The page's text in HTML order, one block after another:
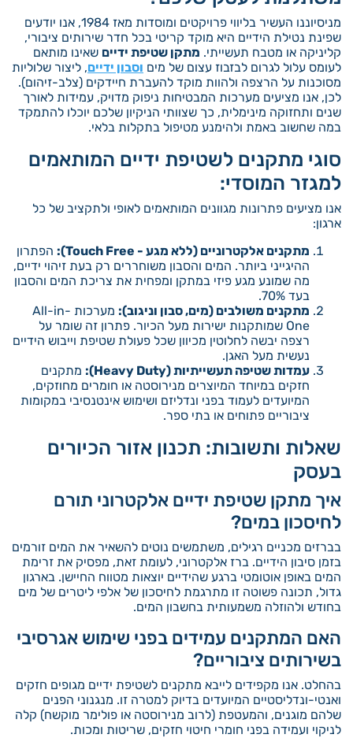
מניסיוננו העשיר בליווי פרויקטים ומוסדות מאז 1984, אנו יודעים
שפינת נטילת הידיים היא מוקד קריטי בכל חדר שירותים ציבורי,
קליניקה או מטבח תעשייתי. מתקן שטיפת ידיים שאינו מותאם
לעומס עלול לגרום לבזבוז עצום של מים וסבון ידיים, ליצור שלוליות
מסוכנות על הרצפה ולהוות מוקד להעברת חיידקים (צלב-זיהום).
לכן, אנו מציעים מערכות המבטיחות ניפוק מדויק, עמידות לאורך
שנים ותחזוקה מינימלית, כך שצוותי הניקיון שלכם יוכלו להתמקד
במה שחשוב באמת ולהימנע מטיפול בתקלות בלאי.
סוגי מתקנים לשטיפת ידיים המותאמים
למגזר המוסדי:
אנו מציעים פתרונות מגוונים המותאמים לאופי ולתקציב של כל
ארגון:
מתקנים אלקטרוניים (ללא מגע - Touch Free):
הפתרון
ההיגייני ביותר. המים והסבון משוחררים רק בעת זיהוי ידיים,
מה שמונע מגע פיזי במתקן ומפחית את צריכת המים והסבון
בעד 70%.
מתקנים משולבים (מים, סבון וניגוב):
מערכות All-in-
One שמותקנות ישירות מעל הכיור. פתרון זה שומר על
רצפה יבשה לחלוטין מכיוון שכל פעולת שטיפת וייבוש הידיים
נעשית מעל האגן.
עמדות שטיפה תעשייתיות (Heavy Duty):
מתקנים
חזקים במיוחד המיוצרים מנירוסטה או חומרים מחוזקים,
המיועדים לעמוד בפני ונדליזם ושימוש אינטנסיבי במקומות
ציבוריים פתוחים או בתי ספר.
שאלות ותשובות: תכנון אזור הכיורים
בעסק
איך מתקן שטיפת ידיים אלקטרוני תורם
לחיסכון במים?
בברזים מכניים רגילים, משתמשים נוטים להשאיר את המים זורמים
בזמן סיבון הידיים. ברז אלקטרוני, לעומת זאת, מפסיק את זרימת
המים באופן אוטומטי ברגע שהידיים יוצאות מטווח החיישן. בארגון
גדול, תכונה פשוטה זו מתרגמת לחיסכון של אלפי ליטרים של מים
בחודש ולהוזלה משמעותית בחשבון המים.
האם המתקנים עמידים בפני שימוש אגרסיבי
בשירותים ציבוריים?
בהחלט. אנו מקפידים לייבא מתקנים לשטיפת ידיים מגופים חזקים
ואנטי-ונדליסטיים המיועדים בדיוק למטרה זו. מנגנוני הפנים
שלהם מוגנים, והמעטפת (לרוב מנירוסטה או פולימר מוקשח) קלה
לניקוי ועמידה בפני חומרי חיטוי חזקים, שריטות ומכות.